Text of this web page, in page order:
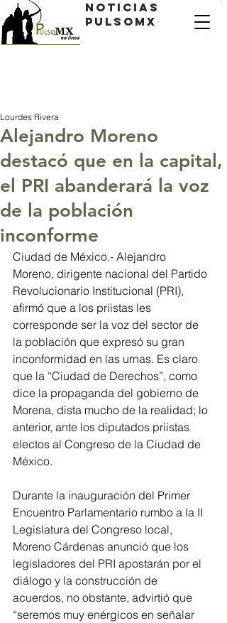
Noticias
PulsoMX
Alejandro Moreno
destacó que en la capital,
el PRI abanderará la voz
de la población
inconforme
Lourdes Rivera
Ciudad de México.- Alejandro
Moreno, dirigente nacional del Partido
Revolucionario Institucional (PRI),
afirmó que a los priistas les
corresponde ser la voz del sector de
la población que expresó su gran
inconformidad en las urnas. Es claro
que la “Ciudad de Derechos”, como
dice la propaganda del gobierno de
Morena, dista mucho de la realidad; lo
anterior, ante los diputados priistas
electos al Congreso de la Ciudad de
México.
Durante la inauguración del Primer
Encuentro Parlamentario rumbo a la II
Legislatura del Congreso local,
Moreno Cárdenas anunció que los
legisladores del PRI apostarán por el
diálogo y la construcción de
acuerdos, no obstante, advirtió que
“seremos muy enérgicos en señalar